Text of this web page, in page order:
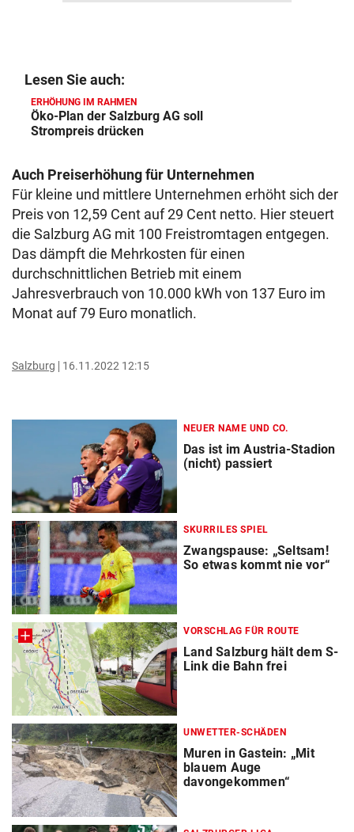
Lesen Sie auch:
ERHÖHUNG IM RAHMEN
Öko-Plan der Salzburg AG soll
Strompreis drücken
Auch Preiserhöhung für Unternehmen
Für kleine und mittlere Unternehmen erhöht sich der
Preis von 12,59 Cent auf 29 Cent netto. Hier steuert
die Salzburg AG mit 100 Freistromtagen entgegen.
Das dämpft die Mehrkosten für einen
durchschnittlichen Betrieb mit einem
Jahresverbrauch von 10.000 kWh von 137 Euro im
Monat auf 79 Euro monatlich.
Salzburg 16.11.2022 12:15
NEUER NAME UND CO.
Das ist im Austria-Stadion
(nicht) passiert
SKURRILES SPIEL
Zwangspause: „Seltsam!
So etwas kommt nie vor“
VORSCHLAG FÜR ROUTE
Land Salzburg hält dem S-
Link die Bahn frei
UNWETTER-SCHÄDEN
Muren in Gastein: „Mit
blauem Auge
davongekommen“